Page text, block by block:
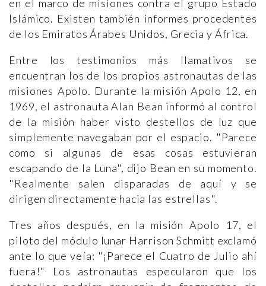
en el marco de misiones contra el grupo Estado
Islámico. Existen también informes procedentes
de los Emiratos Árabes Unidos, Grecia y África.
Entre los testimonios más llamativos se
encuentran los de los propios astronautas de las
misiones Apolo. Durante la misión Apolo 12, en
1969, el astronauta Alan Bean informó al control
de la misión haber visto destellos de luz que
simplemente navegaban por el espacio. "Parece
como si algunas de esas cosas estuvieran
escapando de la Luna", dijo Bean en su momento.
"Realmente salen disparadas de aquí y se
dirigen directamente hacia las estrellas".
Tres años después, en la misión Apolo 17, el
piloto del módulo lunar Harrison Schmitt exclamó
ante lo que veía: "¡Parece el Cuatro de Julio ahí
fuera!" Los astronautas especularon que los